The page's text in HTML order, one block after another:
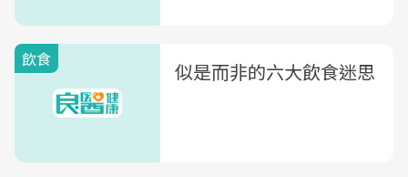
飲食 似是而非的六大飲食迷思